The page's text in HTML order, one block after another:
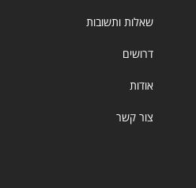
שאלות ותשובות
דרושים
אודות
צור קשר